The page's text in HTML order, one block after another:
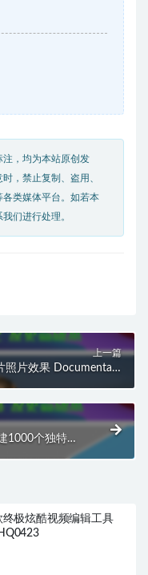
，均为本站原创发
，禁止复制、盗用、
类媒体平台。如若本
们进行处理。
上一篇
照片效果 Documentary
1000个独特分
终极炫酷视频编辑工具